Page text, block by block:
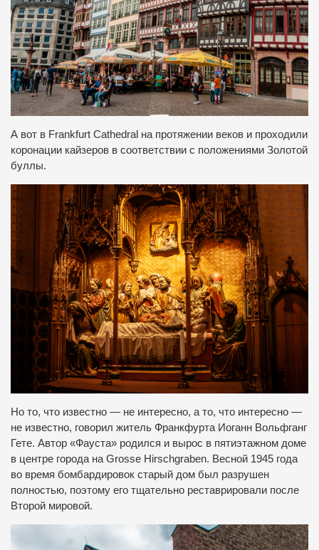
А вот в Frankfurt Cathedral на протяжении веков и проходили
коронации кайзеров в соответствии с положениями Золотой
буллы.
Но то, что известно — не интересно, а то, что интересно —
не известно, говорил житель Франкфурта Иоганн Вольфганг
Гете. Автор «Фауста» родился и вырос в пятиэтажном доме
в центре города на Grosse Hirschgraben. Весной 1945 года
во время бомбардировок старый дом был разрушен
полностью, поэтому его тщательно реставрировали после
Второй мировой.